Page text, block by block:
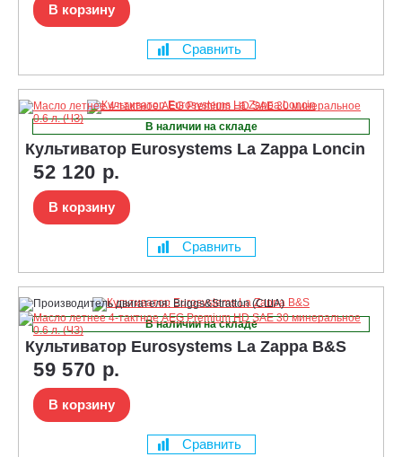
В корзину
Сравнить
В наличии на складе
Культиватор Eurosystems La Zappa Loncin
52 120 р.
В корзину
Сравнить
В наличии на складе
Культиватор Eurosystems La Zappa B&S
59 570 р.
В корзину
Сравнить